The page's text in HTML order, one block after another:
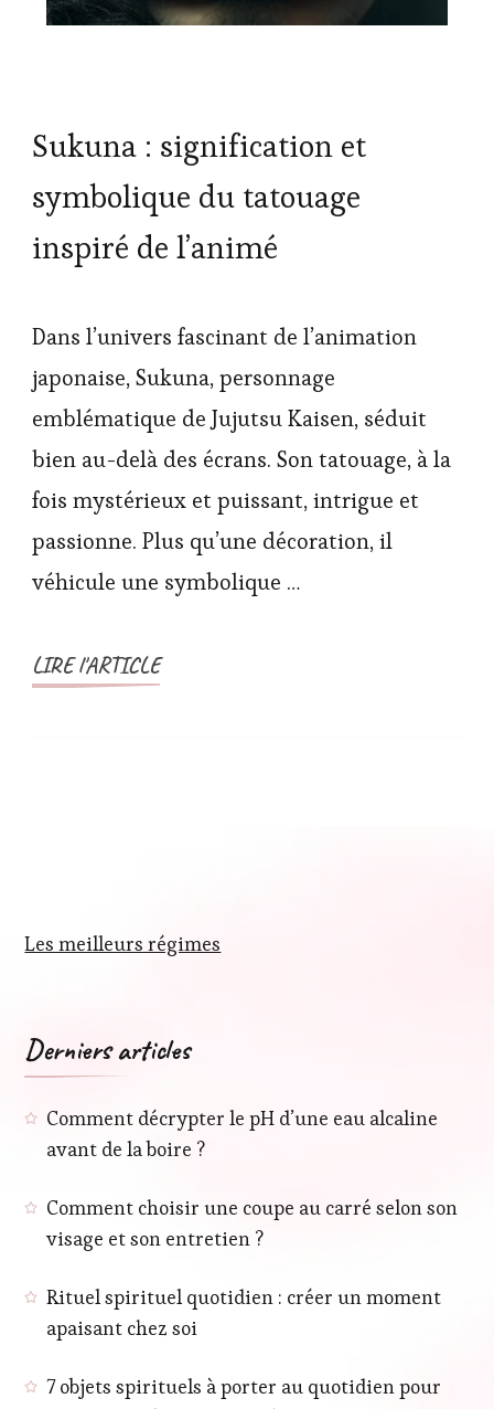
Sukuna : signification et
symbolique du tatouage
inspiré de l’animé
Dans l’univers fascinant de l’animation
japonaise, Sukuna, personnage
emblématique de Jujutsu Kaisen, séduit
bien au-delà des écrans. Son tatouage, à la
fois mystérieux et puissant, intrigue et
passionne. Plus qu’une décoration, il
véhicule une symbolique …
LIRE l'ARTICLE
Les meilleurs régimes
Derniers articles
Comment décrypter le pH d’une eau alcaline
avant de la boire ?
Comment choisir une coupe au carré selon son
visage et son entretien ?
Rituel spirituel quotidien : créer un moment
apaisant chez soi
7 objets spirituels à porter au quotidien pour